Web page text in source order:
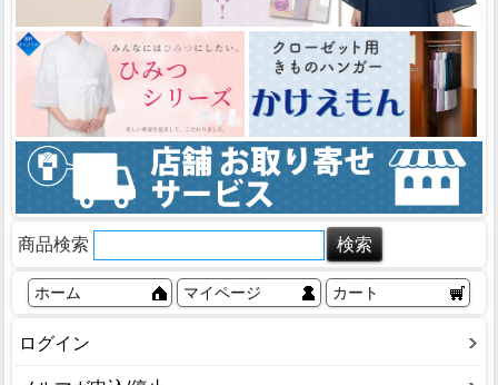
商品検索
ホーム マイページ カート
ログイン